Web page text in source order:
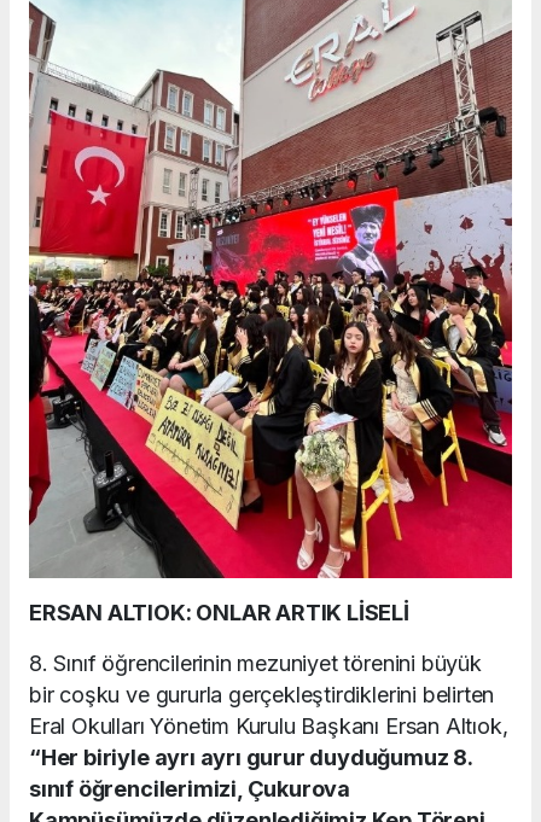
ERSAN ALTIOK: ONLAR ARTIK LİSELİ
8. Sınıf öğrencilerinin mezuniyet törenini büyük
bir coşku ve gururla gerçekleştirdiklerini belirten
Eral Okulları Yönetim Kurulu Başkanı Ersan Altıok,
“Her biriyle ayrı ayrı gurur duyduğumuz 8.
sınıf öğrencilerimizi, Çukurova